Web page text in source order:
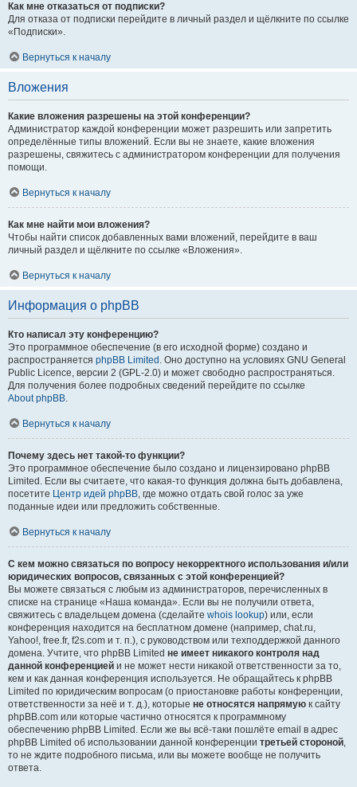
Как мне отказаться от подписки?
Для отказа от подписки перейдите в личный раздел и щёлкните по ссылке
«Подписки».
Вернуться к началу
Вложения
Какие вложения разрешены на этой конференции?
Администратор каждой конференции может разрешить или запретить
определённые типы вложений. Если вы не знаете, какие вложения
разрешены, свяжитесь с администратором конференции для получения
помощи.
Вернуться к началу
Как мне найти мои вложения?
Чтобы найти список добавленных вами вложений, перейдите в ваш
личный раздел и щёлкните по ссылке «Вложения».
Вернуться к началу
Информация о phpBB
Кто написал эту конференцию?
Это программное обеспечение (в его исходной форме) создано и
распространяется phpBB Limited . Оно доступно на условиях GNU General
Public Licence, версии 2 (GPL-2.0) и может свободно распространяться.
Для получения более подробных сведений перейдите по ссылке
About phpBB.
Вернуться к началу
Почему здесь нет такой-то функции?
Это программное обеспечение было создано и лицензировано phpBB
Limited. Если вы считаете, что какая-то функция должна быть добавлена,
посетите Центр идей phpBB, где можно отдать свой голос за уже
поданные идеи или предложить собственные.
Вернуться к началу
С кем можно связаться по вопросу некорректного использования и/или
юридических вопросов, связанных с этой конференцией?
Вы можете связаться с любым из администраторов, перечисленных в
списке на странице «Наша команда». Если вы не получили ответа,
свяжитесь с владельцем домена (сделайте whois lookup) или, если
конференция находится на бесплатном домене (например, chat.ru,
Yahoo!, free.fr, f2s.com и т. п.), с руководством или техподдержкой данного
домена. Учтите, что phpBB Limited не имеет никакого контроля над
данной конференцией и не может нести никакой ответственности за то,
кем и как данная конференция используется. Не обращайтесь к phpBB
Limited по юридическим вопросам (о приостановке работы конференции,
ответственности за неё и т. д.), которые не относятся напрямую к сайту
phpBB.com или которые частично относятся к программному
обеспечению phpBB Limited. Если же вы всё-таки пошлёте email в адрес
phpBB Limited об использовании данной конференции третьей стороной,
то не ждите подробного письма, или вы можете вообще не получить
ответа.